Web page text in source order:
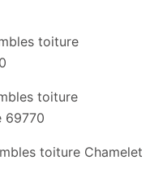
toiture
toiture
69770
toiture Chamelet